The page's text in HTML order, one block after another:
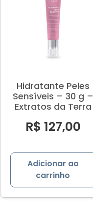
Hidratante Peles
Sensíveis – 30 g –
Extratos da Terra
R$ 127,00
Adicionar ao
carrinho